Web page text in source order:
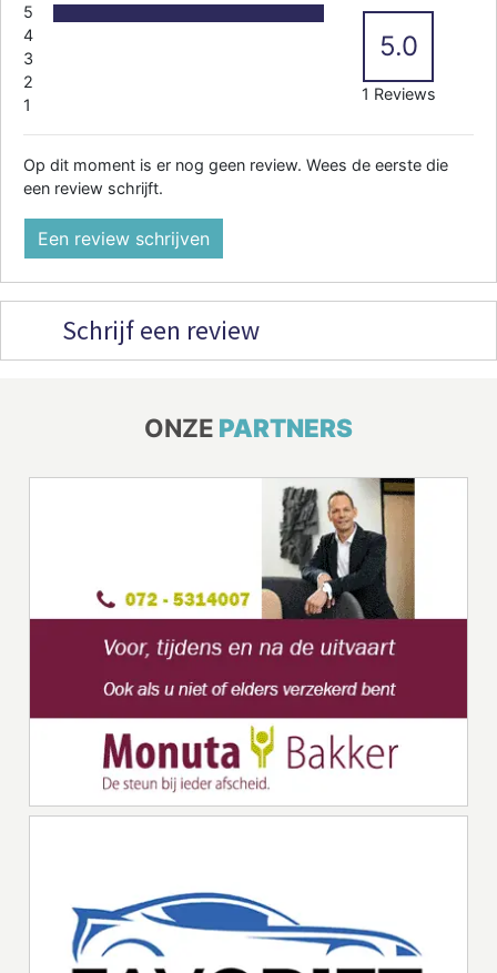
5
4
3
2
1
5.0
1 Reviews
Op dit moment is er nog geen review. Wees de eerste die
een review schrijft.
Een review schrijven
Schrijf een review
ONZE PARTNERS